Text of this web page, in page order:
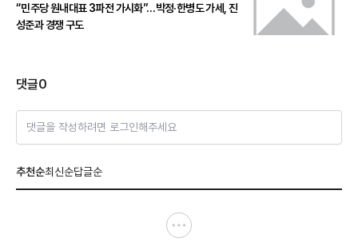
“민주당 원내대표 3파전 가시화”…박정·한병도 가세, 진
성준과 경쟁 구도
댓글0
댓글을 작성하려면 로그인해주세요
추천순최신순답글순